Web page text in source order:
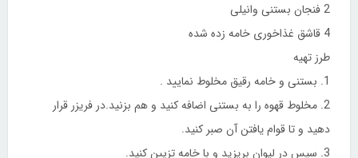
2 فنجان بستنی وانیلی
4 قاشق غذاخوری خامه زده شده
طرز تهیه
1. بستنی و خامه رقیق مخلوط نمایید .
2. مخلوط قهوه را به بستنی اضافه کنید و هم بزنید.در فریزر قرار
دهید و تا قوام یافتن آن صبر کنید.
3. سپس در لیوان بریزید و با خامه تزیین کنید.